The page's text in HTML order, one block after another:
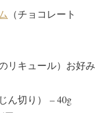
（チョコレート
リキュール）お好み
ん切り） – 40g